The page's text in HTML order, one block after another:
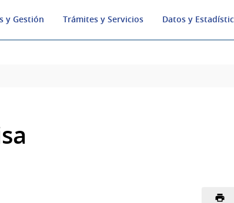
y Gestión Trámites y Servicios Datos y